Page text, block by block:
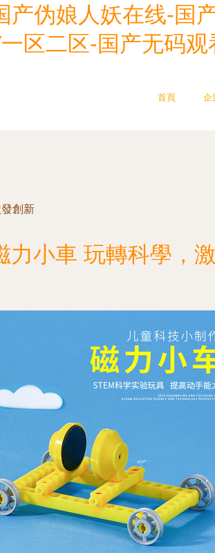
伪娘人妖在线-国
区二区-国产无码
首頁 企
創新
力小車 玩轉科學，